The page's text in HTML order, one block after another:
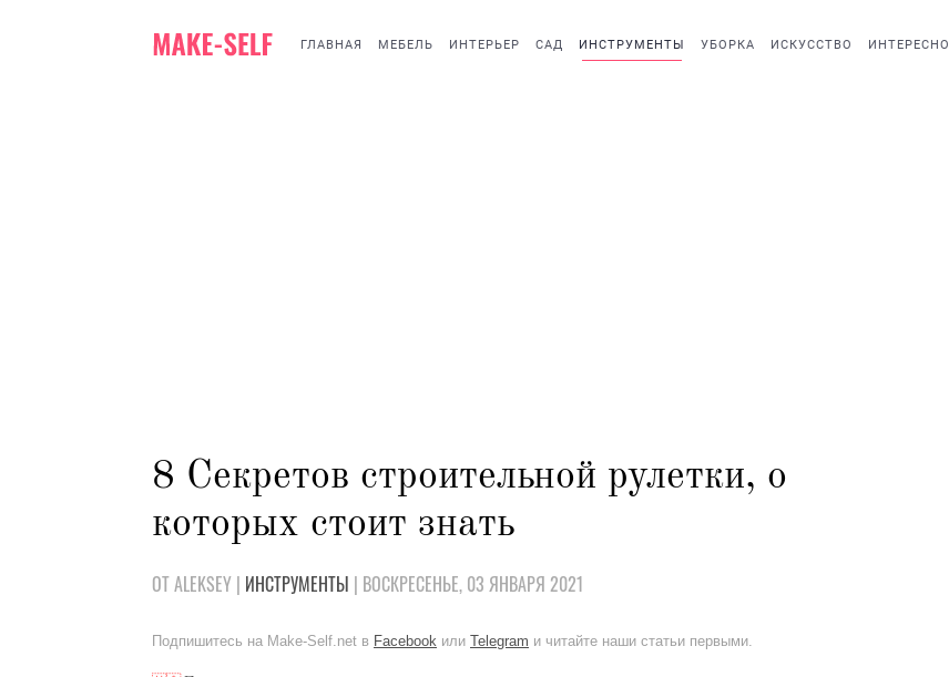
ГЛАВНАЯ МЕБЕЛЬ ИНТЕРЬЕР САД ИНСТРУМЕНТЫ УБОРКА ИСКУССТВО ИНТЕРЕСНО
8 Секретов строительной рулетки, о
которых стоит знать
ОТ ALEKSEY | ИНСТРУМЕНТЫ | ВОСКРЕСЕНЬЕ, 03 ЯНВАРЯ 2021
Подпишитесь на Make-Self.net в Facebook или Telegram и читайте наши статьи первыми.